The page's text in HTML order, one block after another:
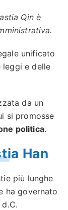
Qin è
unificato
leggi e delle
da un
si promosse
politica.
Han
più lunghe
ha governato